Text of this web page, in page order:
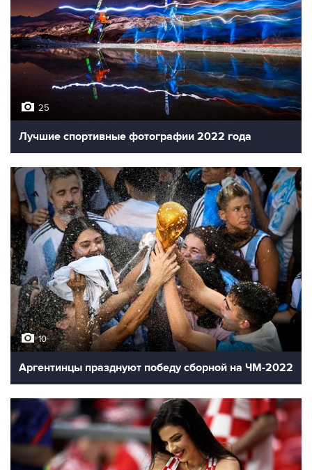
25
Лучшие спортивные фотографии 2022 года
10
Аргентинцы празднуют победу сборной на ЧМ-2022